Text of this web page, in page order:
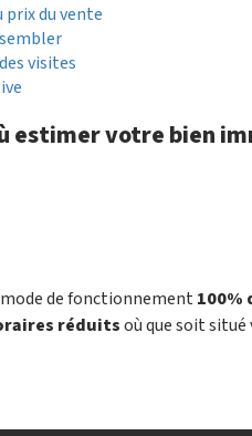
du vente
visites
estimer votre bien
de fonctionnement
réduitsoù que soit